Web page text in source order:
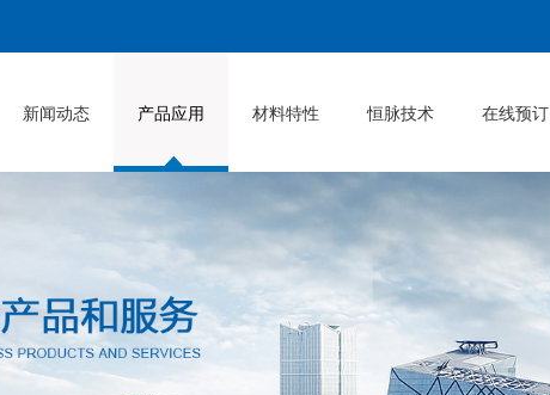
新闻动态 产品应用 材料特性 恒脉技术 在线预订